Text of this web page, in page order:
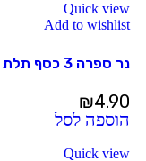
Quick view
Add to wishlist
נר ספרה 3 כסף תלת מימד גדול
₪4.90
הוספה לסל
Quick view